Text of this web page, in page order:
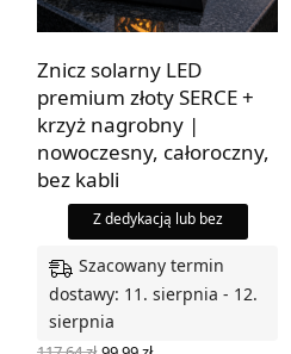
Znicz solarny LED
premium złoty SERCE +
krzyż nagrobny |
nowoczesny, całoroczny,
bez kabli
Z dedykacją lub bez
Szacowany termin
dostawy: 11. sierpnia - 12.
sierpnia